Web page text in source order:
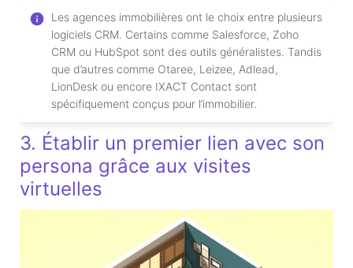
Les agences immobilières ont le choix entre plusieurs
logiciels CRM. Certains comme Salesforce, Zoho
CRM ou HubSpot sont des outils généralistes. Tandis
que d’autres comme Otaree, Leizee, Adlead,
LionDesk ou encore IXACT Contact sont
spécifiquement conçus pour l’immobilier.
3. Établir un premier lien avec son
persona grâce aux visites
virtuelles